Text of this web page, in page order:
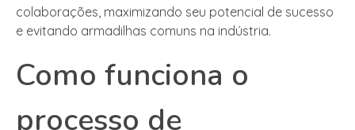
colaborações, maximizando seu potencial de sucesso
e evitando armadilhas comuns na indústria.
Como funciona o
processo de